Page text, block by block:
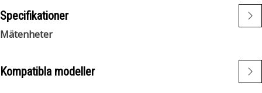
Specifikationer
Mätenheter
Kompatibla modeller